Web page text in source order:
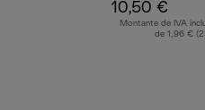
10,50 €
Montante de IVA
de 1,96 €